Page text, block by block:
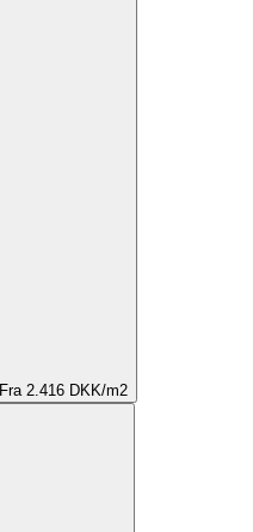
Fra 2.416 DKK/m2